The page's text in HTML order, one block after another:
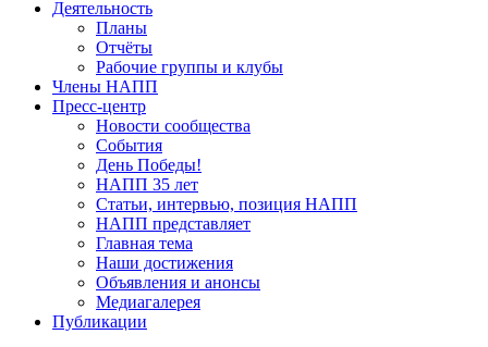
Деятельность
Планы
Отчёты
Рабочие группы и клубы
Члены НАПП
Пресс-центр
Новости сообщества
События
День Победы!
НАПП 35 лет
Статьи, интервью, позиция НАПП
НАПП представляет
Главная тема
Наши достижения
Объявления и анонсы
Медиагалерея
Публикации